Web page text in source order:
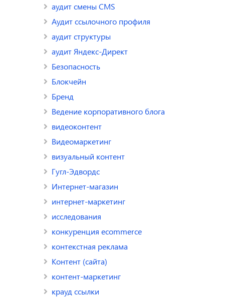
аудит смены CMS
Аудит ссылочного профиля
аудит структуры
аудит Яндекс-Директ
Безопасность
Блокчейн
Бренд
Ведение корпоративного блога
видеоконтент
Видеомаркетинг
визуальный контент
Гугл-Эдвордс
Интернет-магазин
интернет-маркетинг
исследования
конкуренция ecommerce
контекстная реклама
Контент (сайта)
контент-маркетинг
крауд ссылки